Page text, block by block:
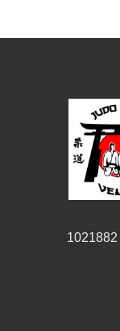
1021882